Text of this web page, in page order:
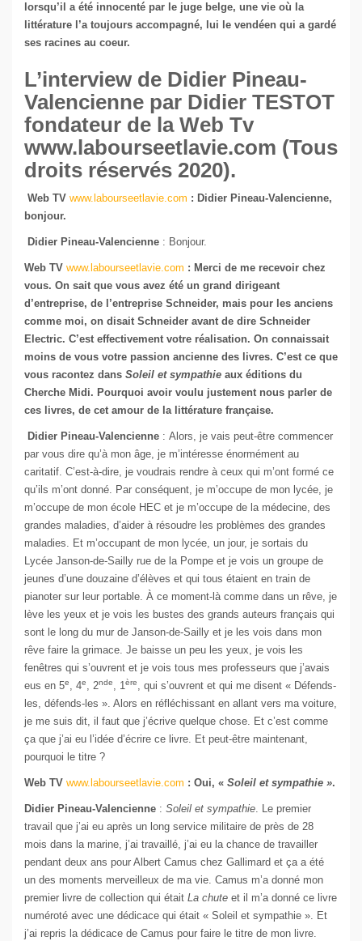
lorsqu’il a été innocenté par le juge belge, une vie où la
littérature l’a toujours accompagné, lui le vendéen qui a gardé
ses racines au coeur.
L’interview de Didier Pineau-
Valencienne par Didier TESTOT
fondateur de la Web Tv
www.labourseetlavie.com (Tous
droits réservés 2020).
Web TV www.labourseetlavie.com : Didier Pineau-Valencienne,
bonjour.
Didier Pineau-Valencienne : Bonjour.
Web TV www.labourseetlavie.com : Merci de me recevoir chez
vous. On sait que vous avez été un grand dirigeant
d’entreprise, de l’entreprise Schneider, mais pour les anciens
comme moi, on disait Schneider avant de dire Schneider
Electric. C’est effectivement votre réalisation. On connaissait
moins de vous votre passion ancienne des livres. C’est ce que
vous racontez dans Soleil et sympathie aux éditions du
Cherche Midi. Pourquoi avoir voulu justement nous parler de
ces livres, de cet amour de la littérature française.
Didier Pineau-Valencienne : Alors, je vais peut-être commencer
par vous dire qu’à mon âge, je m’intéresse énormément au
caritatif. C’est-à-dire, je voudrais rendre à ceux qui m’ont formé ce
qu’ils m’ont donné. Par conséquent, je m’occupe de mon lycée, je
m’occupe de mon école HEC et je m’occupe de la médecine, des
grandes maladies, d’aider à résoudre les problèmes des grandes
maladies. Et m’occupant de mon lycée, un jour, je sortais du
Lycée Janson-de-Sailly rue de la Pompe et je vois un groupe de
jeunes d’une douzaine d’élèves et qui tous étaient en train de
pianoter sur leur portable. À ce moment-là comme dans un rêve, je
lève les yeux et je vois les bustes des grands auteurs français qui
sont le long du mur de Janson-de-Sailly et je les vois dans mon
rêve faire la grimace. Je baisse un peu les yeux, je vois les
fenêtres qui s’ouvrent et je vois tous mes professeurs que j’avais
eus en 5e, 4e, 2nde, 1ère, qui s’ouvrent et qui me disent « Défends-
les, défends-les ». Alors en réfléchissant en allant vers ma voiture,
je me suis dit, il faut que j’écrive quelque chose. Et c’est comme
ça que j’ai eu l’idée d’écrire ce livre. Et peut-être maintenant,
pourquoi le titre ?
Web TV www.labourseetlavie.com : Oui, « Soleil et sympathie ».
Didier Pineau-Valencienne : Soleil et sympathie. Le premier
travail que j’ai eu après un long service militaire de près de 28
mois dans la marine, j’ai travaillé, j’ai eu la chance de travailler
pendant deux ans pour Albert Camus chez Gallimard et ça a été
un des moments merveilleux de ma vie. Camus m’a donné mon
premier livre de collection qui était La chute et il m’a donné ce livre
numéroté avec une dédicace qui était « Soleil et sympathie ». Et
j’ai repris la dédicace de Camus pour faire le titre de mon livre.